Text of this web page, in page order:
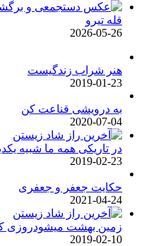
قله تیرو
2026-05-26
هنر شراب زندگیست
2019-01-23
به درویشی قناعت کن
2020-07-04
در تاریکی همه ما شبیه
2019-02-23
حکایت جعفر و جعفری
2021-04-24
زمین بهشت میشودروزی
2019-02-10